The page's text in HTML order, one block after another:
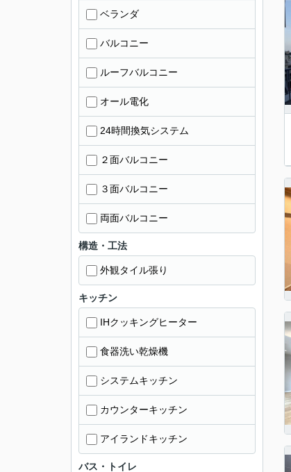
ベランダ
バルコニー
ルーフバルコニー
オール電化
24時間換気システム
２面バルコニー
３面バルコニー
両面バルコニー
構造・工法
外観タイル張り
キッチン
IHクッキングヒーター
食器洗い乾燥機
システムキッチン
カウンターキッチン
アイランドキッチン
バス・トイレ